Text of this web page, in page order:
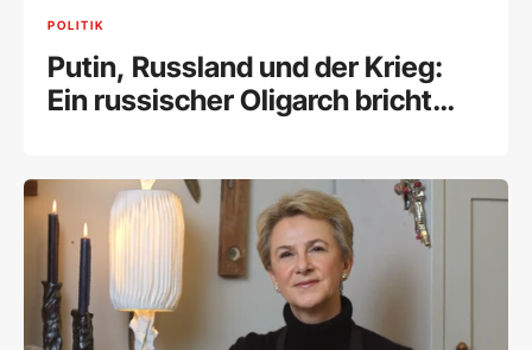
POLITIK
Putin, Russland und der Krieg:
Ein russischer Oligarch bricht